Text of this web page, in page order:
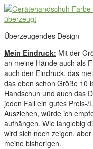
Überzeugendes Design
Mein Eindruck: Mit der
an meine Hände auch als
auch den Eindruck, das
das eben schon Größe 10
Handschuh und auch das
jeden Fall ein gutes Preis-/
Ausziehen, würde ich
aufhängen. Wie langlebig
wird sich noch zeigen,
meine bisherigen.